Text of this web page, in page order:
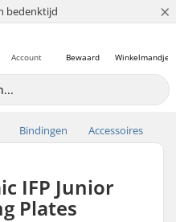
bedenktijd
5 ×
Winkelmandje
Bewaard
Account
Bindingen Accessoires
IFP Junior
Plates